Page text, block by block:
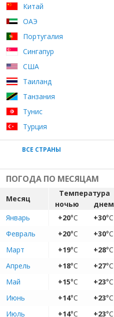
Китай
ОАЭ
Португалия
Сингапур
США
Таиланд
Танзания
Тунис
Турция
ВСЕ СТРАНЫ
ПОГОДА ПО МЕСЯЦАМ
Месяц
Температура
ночью
днем
Январь
+20°C +30°C
Февраль
+20°C +30°C
Март
+19°C +28°C
Апрель
+18°C +27°C
Май
+15°C +23°C
Июнь
+14°C +23°C
Июль
+14°C +23°C